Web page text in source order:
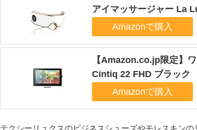
アイマッサージャー La
【Amazon.co.jp限定】
Cintiq 22 FHD ブラック
テクシーリュクスのビジネスシューズやモレスキン